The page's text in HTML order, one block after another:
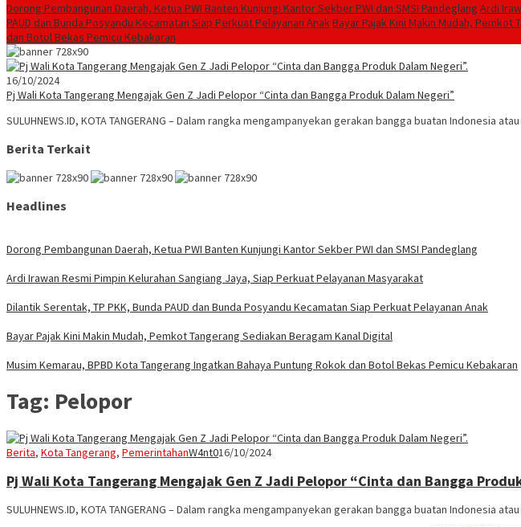
Dorong Pembangunan Daerah, Ketua PWI Banten Kunjungi Kantor Sekber PWI dan SMSI Pandeglang Ardi
PAUD dan Bunda Posyandu Kecamatan Siap Perkuat Pelayanan AnakBayar Pajak Kini Makin Mudah, Pemkot
dan Botol Bekas Pemicu Kebakaran
16/10/2024
Pj Wali Kota Tangerang Mengajak Gen Z Jadi Pelopor “Cinta dan Bangga Produk Dalam Negeri”
SULUHNEWS.ID, KOTA TANGERANG – Dalam rangka mengampanyekan gerakan bangga buatan Indonesia
Berita Terkait
Headlines
Dorong Pembangunan Daerah, Ketua PWI Banten Kunjungi Kantor Sekber PWI dan SMSI Pandeglang
Ardi Irawan Resmi Pimpin Kelurahan Sangiang Jaya, Siap Perkuat Pelayanan Masyarakat
Dilantik Serentak, TP PKK, Bunda PAUD dan Bunda Posyandu Kecamatan Siap Perkuat Pelayanan Anak
Bayar Pajak Kini Makin Mudah, Pemkot Tangerang Sediakan Beragam Kanal Digital
Musim Kemarau, BPBD Kota Tangerang Ingatkan Bahaya Puntung Rokok dan Botol Bekas Pemicu Kebakaran
Tag: Pelopor
Berita, Kota Tangerang, PemerintahanW4nt016/10/2024
Pj Wali Kota Tangerang Mengajak Gen Z Jadi Pelopor “Cinta dan Bangga
SULUHNEWS.ID, KOTA TANGERANG – Dalam rangka mengampanyekan gerakan bangga buatan Indonesia